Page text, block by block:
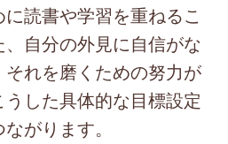
読書や学習を重ねるこ
自分の外見に自信がな
れを磨くための努力が
した具体的な目標設定
がります。